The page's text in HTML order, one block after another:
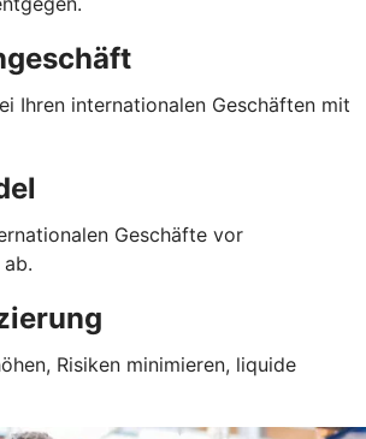
Ihren internationalen Geschäften mit
Geschäfte vor
Risiken minimieren, liquide